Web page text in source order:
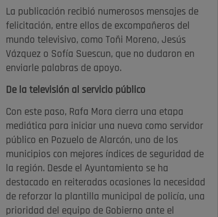
La publicación recibió numerosos mensajes de
felicitación, entre ellos de excompañeros del
mundo televisivo, como Toñi Moreno, Jesús
Vázquez o Sofía Suescun, que no dudaron en
enviarle palabras de apoyo.
De la televisión al servicio público
Con este paso, Rafa Mora cierra una etapa
mediática para iniciar una nueva como servidor
público en Pozuelo de Alarcón, uno de los
municipios con mejores índices de seguridad de
la región. Desde el Ayuntamiento se ha
destacado en reiteradas ocasiones la necesidad
de reforzar la plantilla municipal de policía, una
prioridad del equipo de Gobierno ante el